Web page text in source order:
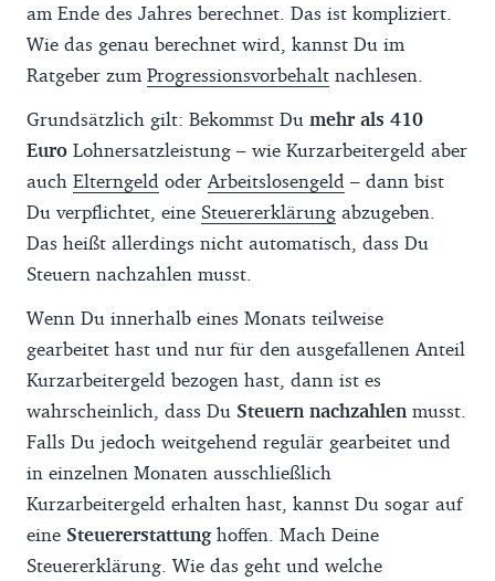
am Ende des Jahres berechnet. Das ist kompliziert.
Wie das genau berechnet wird, kannst Du im
Ratgeber zum Progressionsvorbehalt nachlesen.
Grundsätzlich gilt: Bekommst Du mehr als 410
Euro Lohnersatzleistung – wie Kurzarbeitergeld aber
auch Elterngeld oder Arbeitslosengeld – dann bist
Du verpflichtet, eine Steuererklärung abzugeben.
Das heißt allerdings nicht automatisch, dass Du
Steuern nachzahlen musst.
Wenn Du innerhalb eines Monats teilweise
gearbeitet hast und nur für den ausgefallenen Anteil
Kurzarbeitergeld bezogen hast, dann ist es
wahrscheinlich, dass Du Steuern nachzahlen musst.
Falls Du jedoch weitgehend regulär gearbeitet und
in einzelnen Monaten ausschließlich
Kurzarbeitergeld erhalten hast, kannst Du sogar auf
eine Steuererstattunghoffen. Mach Deine
Steuererklärung. Wie das geht und welche